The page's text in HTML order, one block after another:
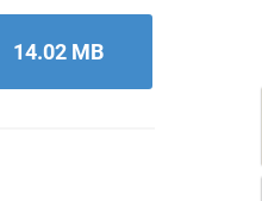
14.02 MB